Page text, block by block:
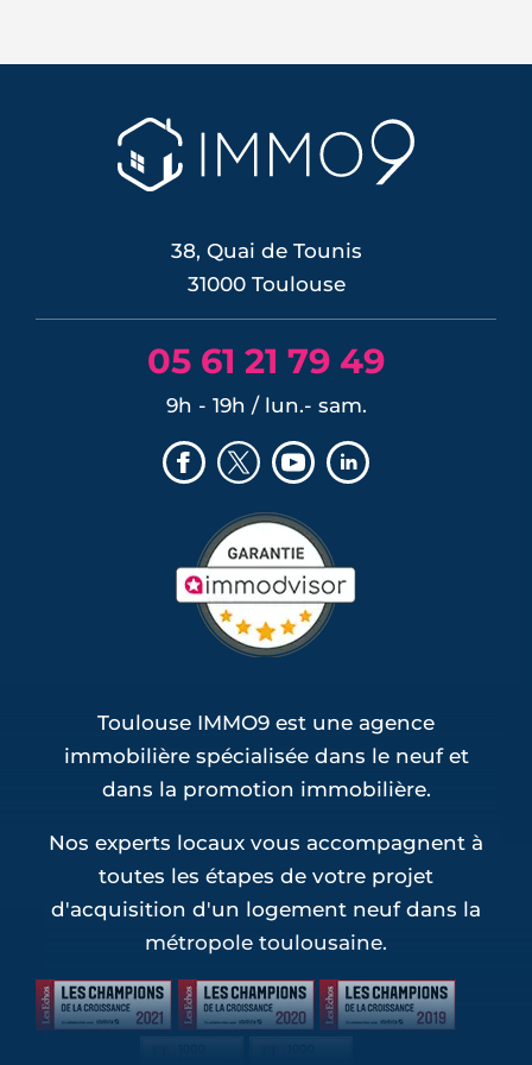
choc énergétique. L'effet sur les crédits
immobiliers reste limité à court terme,
les banques ayant anticipé la décision,
mais une ...
38, Quai de Tounis
31000 Toulouse
05 61 21 79 49
9h - 19h / lun.- sam.
Toulouse IMMO9 est une agence
immobilière spécialisée dans le neuf et
dans la promotion immobilière.
Nos experts locaux vous accompagnent à
toutes les étapes de votre projet
d'acquisition d'un logement neuf dans la
métropole toulousaine.